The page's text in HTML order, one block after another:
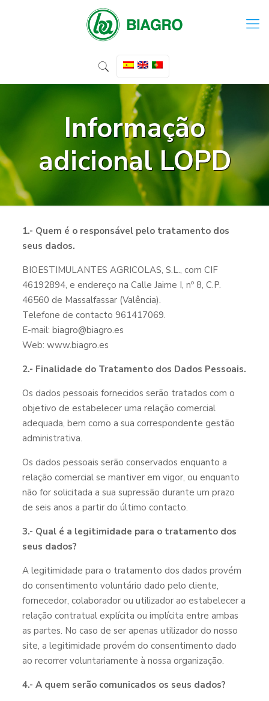
Informação
adicional LOPD
1.- Quem é o responsável pelo tratamento dos
seus dados.
BIOESTIMULANTES AGRICOLAS, S.L., com CIF
46192894, e endereço na Calle Jaime I, nº 8, C.P.
46560 de Massalfassar (Valência).
Telefone de contacto 961417069.
E-mail: biagro@biagro.es
Web: www.biagro.es
2.- Finalidade do Tratamento dos Dados Pessoais.
Os dados pessoais fornecidos serão tratados com o
objetivo de estabelecer uma relação comercial
adequada, bem como a sua correspondente gestão
administrativa.
Os dados pessoais serão conservados enquanto a
relação comercial se mantiver em vigor, ou enquanto
não for solicitada a sua supressão durante um prazo
de seis anos a partir do último contacto.
3.- Qual é a legitimidade para o tratamento dos
seus dados?
A legitimidade para o tratamento dos dados provém
do consentimento voluntário dado pelo cliente,
fornecedor, colaborador ou utilizador ao estabelecer a
relação contratual explícita ou implícita entre ambas
as partes. No caso de ser apenas utilizador do nosso
site, a legitimidade provém do consentimento dado
ao recorrer voluntariamente à nossa organização.
4.- A quem serão comunicados os seus dados?